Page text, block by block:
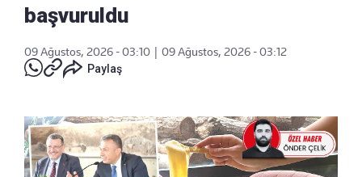
başvuruldu
09 Ağustos, 2026 - 03:10
09 Ağustos, 2026 - 03:12
Paylaş